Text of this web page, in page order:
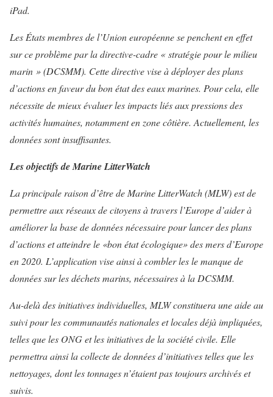
iPad.
Les États membres de l’Union européenne se penchent en effet
sur ce problème par la directive-cadre « stratégie pour le milieu
marin » (DCSMM). Cette directive vise à déployer des plans
d’actions en faveur du bon état des eaux marines. Pour cela, elle
nécessite de mieux évaluer les impacts liés aux pressions des
activités humaines, notamment en zone côtière. Actuellement, les
données sont insuffisantes.
Les objectifs deMarine LitterWatch
La principale raison d’être de Marine LitterWatch (MLW) est de
permettre aux réseaux de citoyens à travers l’Europe d’aider à
améliorer la base de données nécessaire pour lancer des plans
d’actions et atteindre le «bon état écologique» des mers d’Europe
en 2020. L’application vise ainsi à combler les le manque de
données sur les déchets marins, nécessaires à la DCSMM.
Au-delà des initiatives individuelles, MLW constituera une aide au
suivi pour les communautés nationales et locales déjà impliquées,
telles que les ONG et les initiatives de la société civile. Elle
permettra ainsi la collecte de données d’initiatives telles que les
nettoyages, dont les tonnages n’étaient pas toujours archivés et
suivis.